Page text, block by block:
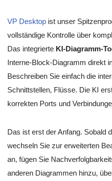
VP Desktop ist unser
vollständige Kontrolle über
Das integrierte KI-Diagramm-
Interne-Block-Diagramm direkt
Beschreiben Sie einfach die
Schnittstellen, Flüsse. Die KI
korrekten Ports und
Das ist erst der Anfang. Sobald
wechseln Sie zur erweiterten
an, fügen Sie
anderen Diagrammen hinzu,